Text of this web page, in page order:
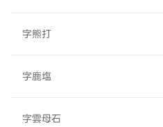
字熊打
字鹿塩
字雲母石